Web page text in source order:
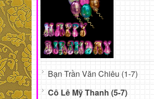
Bạn Trần Văn Chiêu (1-7)
Cô Lê Mỹ Thanh (5-7)